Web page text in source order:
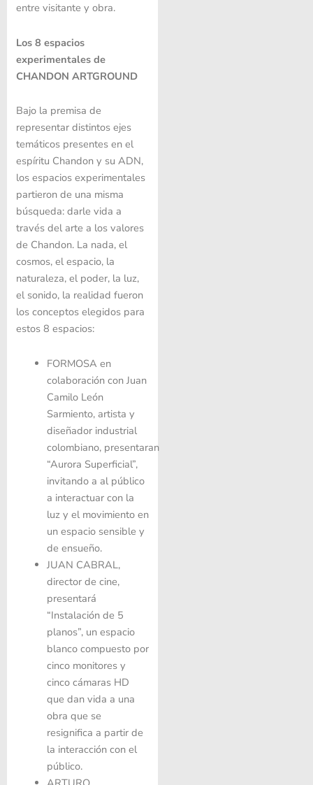
entre visitante y obra.
Los 8 espacios
experimentales de
CHANDON ARTGROUND
Bajo la premisa de
representar distintos ejes
temáticos presentes en el
espíritu Chandon y su ADN,
los espacios experimentales
partieron de una misma
búsqueda: darle vida a
través del arte a los valores
de Chandon. La nada, el
cosmos, el espacio, la
naturaleza, el poder, la luz,
el sonido, la realidad fueron
los conceptos elegidos para
estos 8 espacios:
FORMOSA en
colaboración con Juan
Camilo León
Sarmiento, artista y
diseñador industrial
colombiano, presentaran
“Aurora Superficial”,
invitando a al público
a interactuar con la
luz y el movimiento en
un espacio sensible y
de ensueño.
JUAN CABRAL,
director de cine,
presentará
“Instalación de 5
planos”, un espacio
blanco compuesto por
cinco monitores y
cinco cámaras HD
que dan vida a una
obra que se
resignifica a partir de
la interacción con el
público.